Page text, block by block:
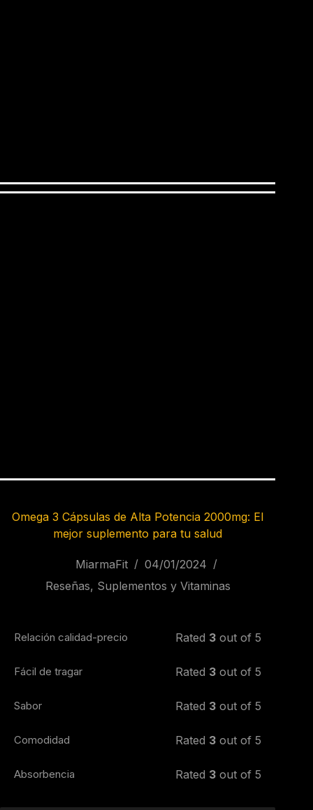
Omega 3 Cápsulas de Alta Potencia 2000mg: El
mejor suplemento para tu salud
MiarmaFit
04/01/2024
Reseñas, Suplementos y Vitaminas
Relación calidad-precio Rated 3 out of 5
Fácil de tragar Rated 3 out of 5
Sabor Rated 3 out of 5
Comodidad Rated 3 out of 5
Absorbencia Rated 3 out of 5